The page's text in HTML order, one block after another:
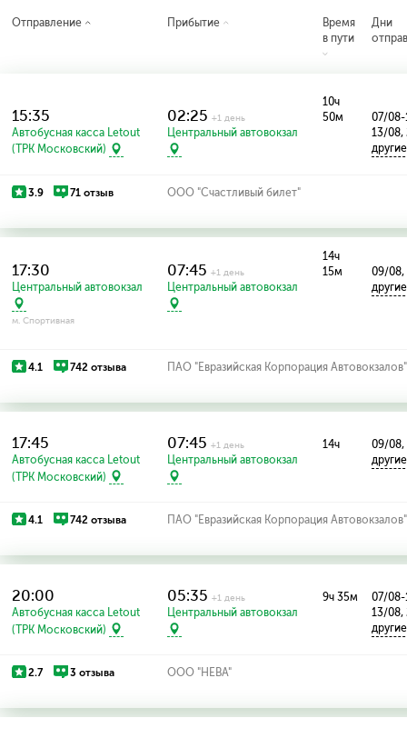
Отправление Прибытие
Время
в пути
Дни
15:35
Автобусная касса Letout
(ТРК Московский)
02:25+1 день
Центральный автовокзал
10ч
50м
07/
13/08,
3.9 71 отзыв ООО "Счастливый билет"
17:30
Центральный автовокзал
м. Спортивная
07:45+1 день
Центральный автовокзал
14ч
15м
09/08,
4.1 742 отзыва ПАО "Евразийская Корпорация Автовокзалов"
17:45
Автобусная касса Letout
(ТРК Московский)
07:45+1 день
Центральный автовокзал
14ч
09/08,
4.1 742 отзыва ПАО "Евразийская Корпорация Автовокзалов"
20:00
Автобусная касса Letout
(ТРК Московский)
05:35+1 день
Центральный автовокзал
9ч 35м
07/
13/08,
2.7 3 отзыва ООО "НЕВА"